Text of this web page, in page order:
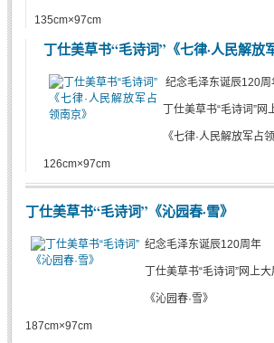
135cm×97cm
丁仕美草书“毛诗词”《七律·人民解放
纪念毛泽东诞辰120周
丁仕美草书“毛诗词”网
《七律·人民解放军占
126cm×97cm
丁仕美草书“毛诗词”《沁园春·雪》
纪念毛泽东诞辰120周年
丁仕美草书“毛诗词”网上
《沁园春·雪》
187cm×97cm